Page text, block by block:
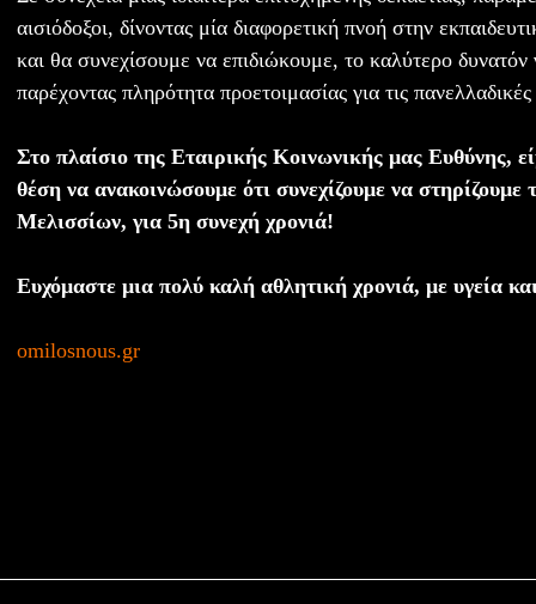
αισιόδοξοι, δίνοντας μία διαφορετική πνοή στην
και θα συνεχίσουμε να επιδιώκουμε, το καλύτερο δυνατόν
παρέχοντας πληρότητα προετοιμασίας για τις πανελλαδικές
Στο πλαίσιο της Εταιρικής Κοινωνικής μας Ευθύνης,
θέση να ανακοινώσουμε ότι συνεχίζουμε να
Μελισσίων, για 5η συνεχή χρονιά!
Ευχόμαστε μια πολύ καλή αθλητική χρονιά, με υγεία
omilosnous.gr